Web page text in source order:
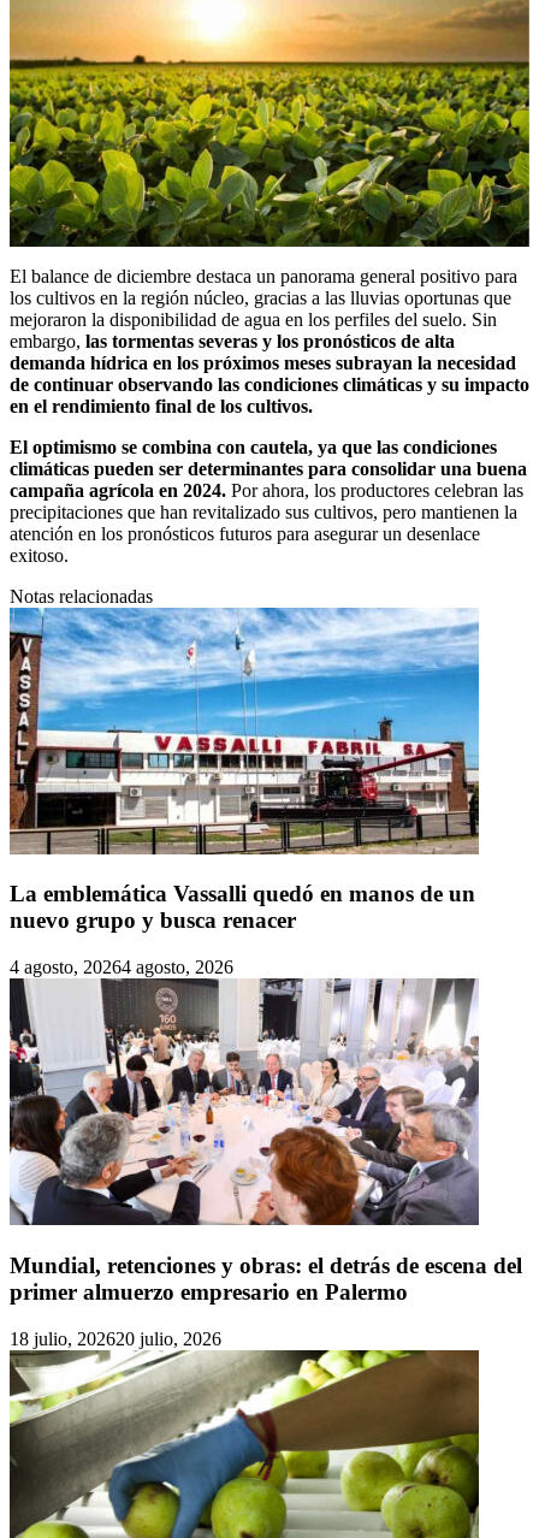
El balance de diciembre destaca un panorama general positivo para
los cultivos en la región núcleo, gracias a las lluvias oportunas que
mejoraron la disponibilidad de agua en los perfiles del suelo. Sin
embargo, las tormentas severas y los pronósticos de alta
demanda hídrica en los próximos meses subrayan la necesidad
de continuar observando las condiciones climáticas y su impacto
en el rendimiento final de los cultivos.
El optimismo se combina con cautela, ya que las condiciones
climáticas pueden ser determinantes para consolidar una buena
campaña agrícola en 2024. Por ahora, los productores celebran las
precipitaciones que han revitalizado sus cultivos, pero mantienen la
atención en los pronósticos futuros para asegurar un desenlace
exitoso.
Notas relacionadas
La emblemática Vassalli quedó en manos de un
nuevo grupo y busca renacer
4 agosto, 20264 agosto, 2026
Mundial, retenciones y obras: el detrás de escena del
primer almuerzo empresario en Palermo
18 julio, 202620 julio, 2026